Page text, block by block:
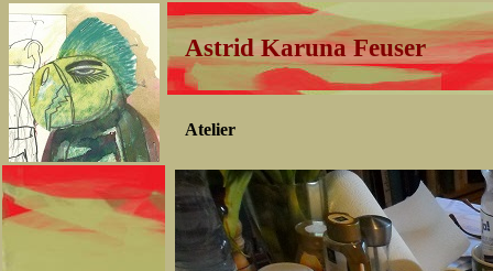
Astrid Karuna Feuser
Atelier